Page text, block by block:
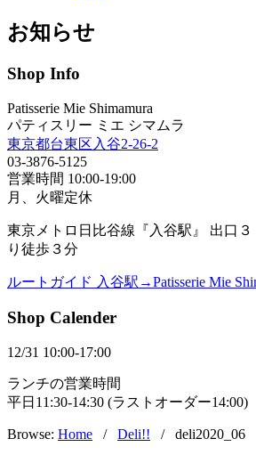
お知らせ
Shop Info
Patisserie Mie Shimamura
パティスリー ミエ シマムラ
東京都台東区入谷2-26-2
03-3876-5125
営業時間 10:00-19:00
月、火曜定休
東京メトロ日比谷線『入谷駅』 出口
り徒歩３分
ルートガイド 入谷駅→Patisserie Mie
Shop Calender
12/31 10:00-17:00
ランチの営業時間
平日11:30-14:30 (ラストオーダー14:00)
Browse: Home / Deli!! / deli2020_06